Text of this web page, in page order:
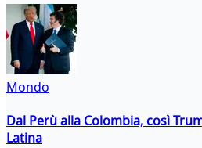
Mondo
Dal Perù alla Colombia, così
Latina